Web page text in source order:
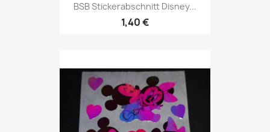
BSB Stickerabschnitt Disney...
1,40 €